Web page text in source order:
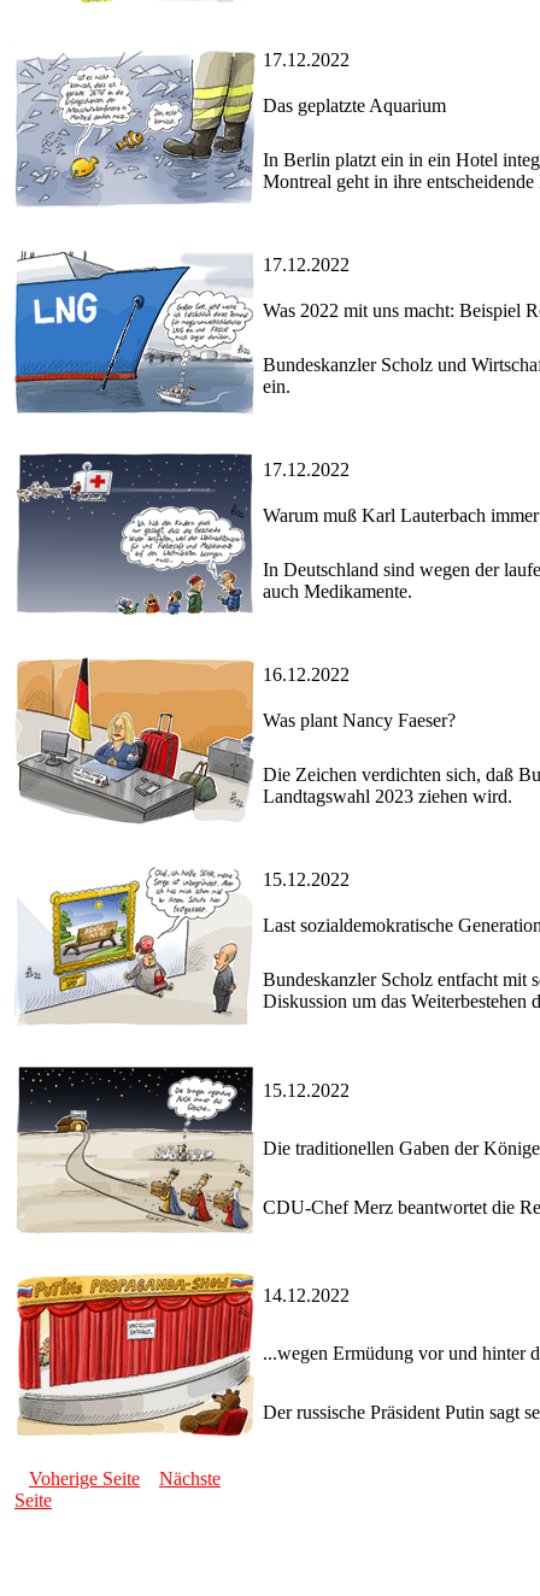
17.12.2022
Das geplatzte Aquarium
In Berlin platzt ein in ein Hotel
Montreal geht in ihre entscheidende
17.12.2022
Was 2022 mit uns macht: Beispiel
Bundeskanzler Scholz und
ein.
17.12.2022
Warum muß Karl Lauterbach
In Deutschland sind wegen der
auch Medikamente.
16.12.2022
Was plant Nancy Faeser?
Die Zeichen verdichten sich, daß
Landtagswahl 2023 ziehen wird.
15.12.2022
Last sozialdemokratische
Bundeskanzler Scholz entfacht mit
Diskussion um das Weiterbestehen
15.12.2022
Die traditionellen Gaben der
CDU-Chef Merz beantwortet die
14.12.2022
...wegen Ermüdung vor und hinter
Der russische Präsident Putin sagt
Voherige Seite
Nächste
Seite